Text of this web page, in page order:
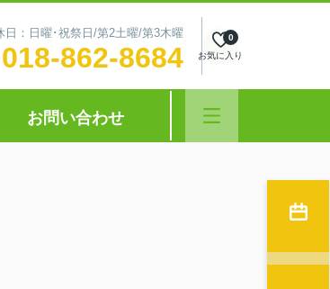
：日曜･祝祭日/第2土曜/第3木曜
018-862-8684 お気に入り
0
お問い合わせ